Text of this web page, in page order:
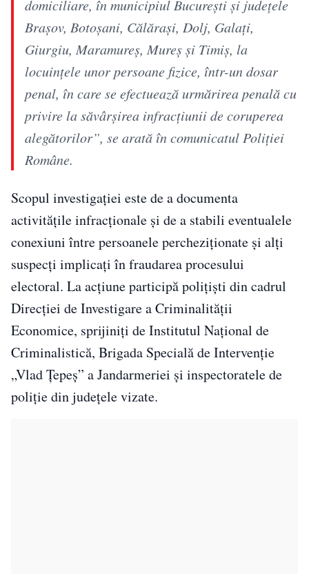
domiciliare, în municipiul București și județele
Brașov, Botoșani, Călărași, Dolj, Galați,
Giurgiu, Maramureș, Mureș și Timiș, la
locuințele unor persoane fizice, într-un dosar
penal, în care se efectuează urmărirea penală cu
privire la săvârșirea infracțiunii de coruperea
alegătorilor”, se arată în comunicatul Poliției
Române.
Scopul investigației este de a documenta
activitățile infracționale și de a stabili eventualele
conexiuni între persoanele percheziționate și alți
suspecți implicați în fraudarea procesului
electoral. La acțiune participă polițiști din cadrul
Direcției de Investigare a Criminalității
Economice, sprijiniți de Institutul Național de
Criminalistică, Brigada Specială de Intervenție
„Vlad Țepeș” a Jandarmeriei și inspectoratele de
poliție din județele vizate.